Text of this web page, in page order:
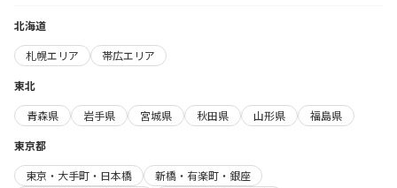
北海道
札幌エリア
帯広エリア
東北
青森県
岩手県 宮城県 秋田県 山形県
福島県
東京都
東京・大手町・日本橋
新橋・有楽町・銀座